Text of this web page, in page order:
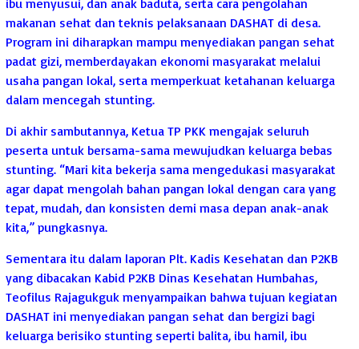
makanan sehat dan teknis pelaksanaan DASHAT di desa.
Program ini diharapkan mampu menyediakan pangan sehat
padat gizi, memberdayakan ekonomi masyarakat melalui
usaha pangan lokal, serta memperkuat ketahanan keluarga
dalam mencegah stunting.
Di akhir sambutannya, Ketua TP PKK mengajak seluruh
peserta untuk bersama-sama mewujudkan keluarga bebas
stunting. “Mari kita bekerja sama mengedukasi masyarakat
agar dapat mengolah bahan pangan lokal dengan cara yang
tepat, mudah, dan konsisten demi masa depan anak-anak
kita,” pungkasnya.
Sementara itu dalam laporan Plt. Kadis Kesehatan dan P2KB
yang dibacakan Kabid P2KB Dinas Kesehatan Humbahas,
Teofilus Rajagukguk menyampaikan bahwa tujuan kegiatan
DASHAT ini menyediakan pangan sehat dan bergizi bagi
keluarga berisiko stunting seperti balita, ibu hamil, ibu